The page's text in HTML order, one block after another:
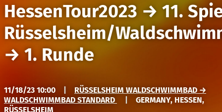
HessenTour2023 → 11.
Rüsselsheim/
→1. Runde
11/18/23 10:00
RÜSSELSHEIM WALDSCHWIMMBAD →
WALDSCHWIMMBAD STANDARD
GERMANY, HESSEN,
RÜSSELSHEIM